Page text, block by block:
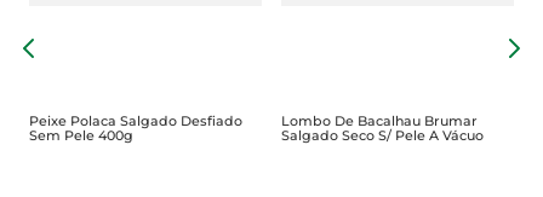
Peixe Polaca Salgado Desfiado
Sem Pele 400g
Lombo De Bacalhau Brumar
Salgado Seco S/ Pele A Vácuo